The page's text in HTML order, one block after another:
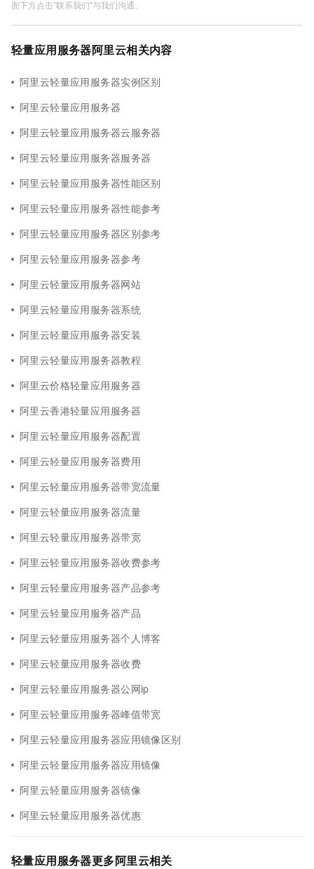
面下方点击"联系我们"与我们沟通。
轻量应用服务器阿里云相关内容
阿里云轻量应用服务器实例区别
阿里云轻量应用服务器
阿里云轻量应用服务器云服务器
阿里云轻量应用服务器服务器
阿里云轻量应用服务器性能区别
阿里云轻量应用服务器性能参考
阿里云轻量应用服务器区别参考
阿里云轻量应用服务器参考
阿里云轻量应用服务器网站
阿里云轻量应用服务器系统
阿里云轻量应用服务器安装
阿里云轻量应用服务器教程
阿里云价格轻量应用服务器
阿里云香港轻量应用服务器
阿里云轻量应用服务器配置
阿里云轻量应用服务器费用
阿里云轻量应用服务器带宽流量
阿里云轻量应用服务器流量
阿里云轻量应用服务器带宽
阿里云轻量应用服务器收费参考
阿里云轻量应用服务器产品参考
阿里云轻量应用服务器产品
阿里云轻量应用服务器个人博客
阿里云轻量应用服务器收费
阿里云轻量应用服务器公网ip
阿里云轻量应用服务器峰值带宽
阿里云轻量应用服务器应用镜像区别
阿里云轻量应用服务器应用镜像
阿里云轻量应用服务器镜像
阿里云轻量应用服务器优惠
轻量应用服务器更多阿里云相关